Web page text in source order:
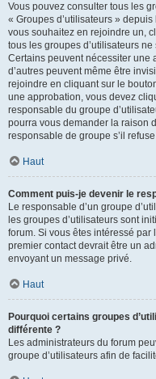
Vous pouvez consulter tous les
« Groupes d’utilisateurs »
vous souhaitez en rejoindre un,
tous les groupes d’utilisateurs
Certains peuvent nécessiter une
d’autres peuvent même être
rejoindre en cliquant sur le
une approbation, vous devez
responsable du groupe
pourra vous demander la raison
responsable de groupe s’il
Haut
Comment puis-je devenir le
Le responsable d’un groupe
les groupes d’utilisateurs sont
forum. Si vous êtes intéressé par
premier contact devrait être un
envoyant un message privé.
Haut
Pourquoi certains groupes
différente ?
Les administrateurs du forum
groupe d’utilisateurs afin de